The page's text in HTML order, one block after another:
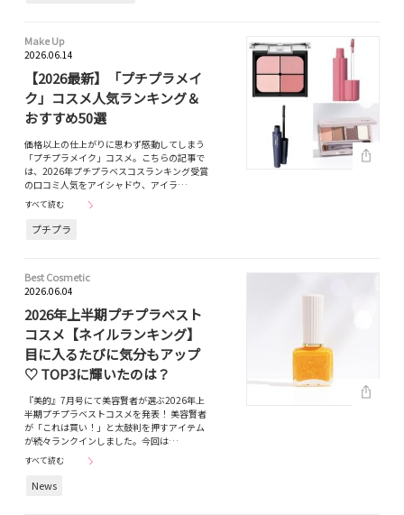
Make Up
2026.06.14
【2026最新】「プチプラメイ
ク」コスメ人気ランキング＆
おすすめ50選
価格以上の仕上がりに思わず感動してしまう
「プチプラメイク」コスメ。こちらの記事で
は、2026年プチプラベスコスランキング受賞
の口コミ人気をアイシャドウ、アイラ…
すべて読む
プチプラ
Best Cosmetic
2026.06.04
2026年上半期プチプラベスト
コスメ【ネイルランキング】
目に入るたびに気分もアップ
♡ TOP3に輝いたのは？
『美的』7月号にて美容賢者が選ぶ2026年上
半期プチプラベストコスメを発表！ 美容賢者
が「これは買い！」と太鼓判を押すアイテム
が続々ランクインしました。今回は…
すべて読む
News